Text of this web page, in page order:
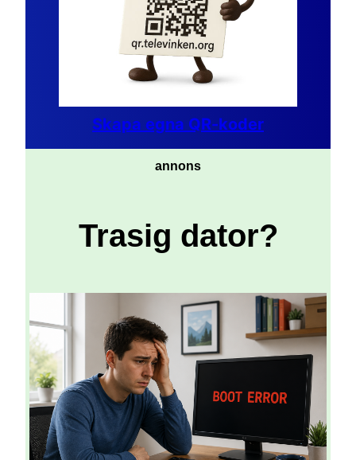
Skapa egna QR-koder
annons
Trasig dator?